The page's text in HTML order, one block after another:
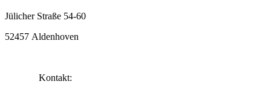
Jülicher Straße 54-60
52457 Aldenhoven
Kontakt: